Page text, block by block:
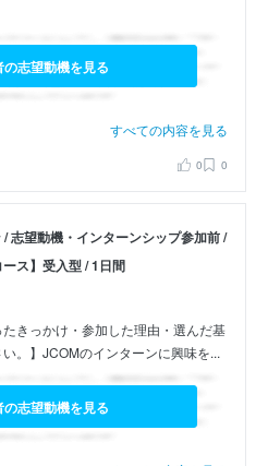
志望動機を見る
すべての内容を見る
0 0
/ 志望動機・インターンシップ参加前 /
ース】受入型 / 1日間
たきっかけ・参加した理由・選んだ基
。】JCOMのインターンに興味を...
志望動機を見る